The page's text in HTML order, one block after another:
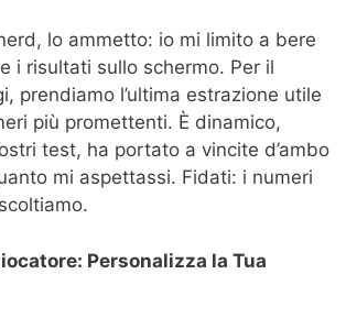
lo ammetto: io mi limito a bere
i risultati sullo schermo. Per il
prendiamo l’ultima estrazione utile
più promettenti. È dinamico,
test, ha portato a vincite d’ambo
mi aspettassi. Fidati: i numeri
Personalizza la Tua